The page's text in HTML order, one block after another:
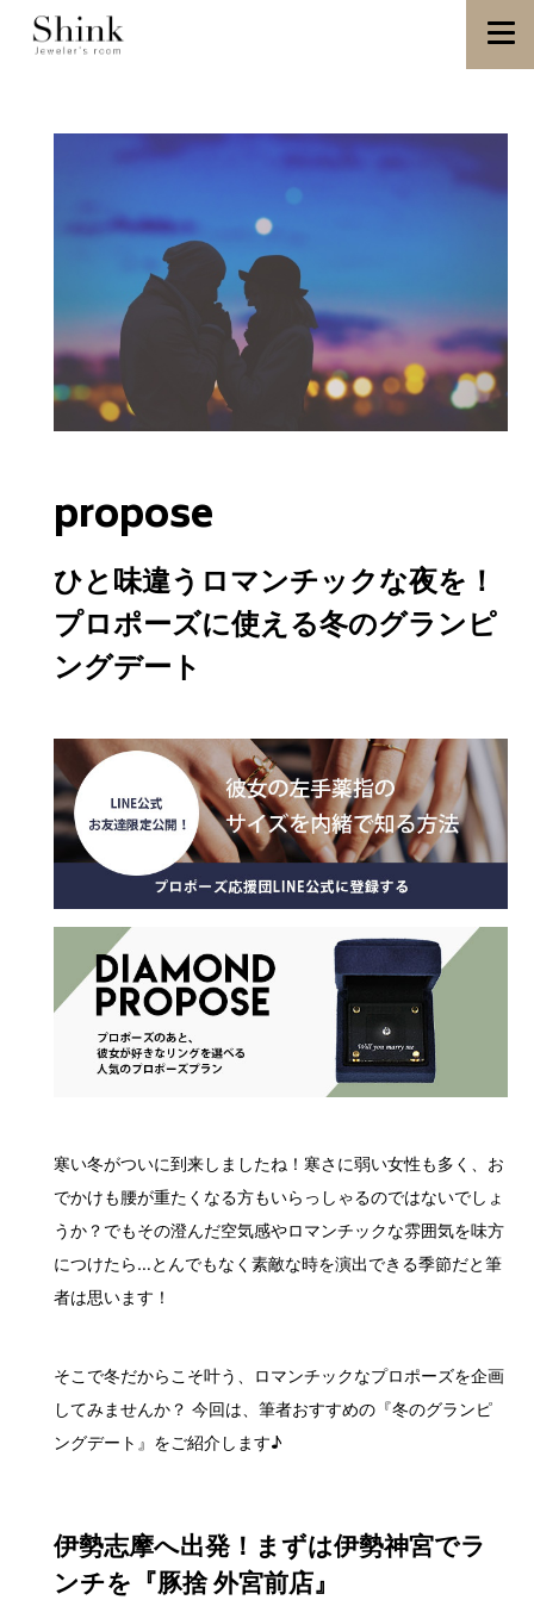
propose
ひと味違うロマンチックな夜を！
プロポーズに使える冬のグランピ
ングデート
寒い冬がついに到来しましたね！寒さに弱い女性も多く、お
でかけも腰が重たくなる方もいらっしゃるのではないでしょ
うか？でもその澄んだ空気感やロマンチックな雰囲気を味方
につけたら…とんでもなく素敵な時を演出できる季節だと筆
者は思います！
そこで冬だからこそ叶う、ロマンチックなプロポーズを企画
してみませんか？ 今回は、筆者おすすめの『冬のグランピ
ングデート』をご紹介します♪
伊勢志摩へ出発！まずは伊勢神宮でラ
ンチを『豚捨 外宮前店』